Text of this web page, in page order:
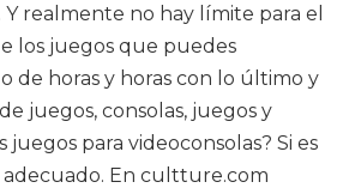
realmente no hay límite para el
los juegos que puedes
de horas y horas con lo último y
juegos, consolas, juegos y
juegos para videoconsolas? Si es
adecuado. En cultture.com